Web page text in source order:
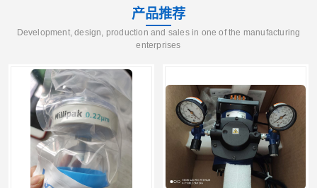
产品推荐
Development, design, production and sales in one of the manufacturing
enterprises